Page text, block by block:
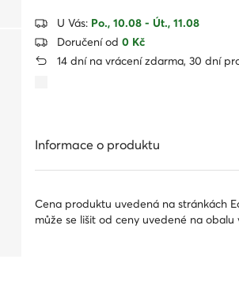
U Vás: Po., 10.08 - Út., 11.08
Doručení od 0 Kč
14 dní na vrácení zdarma, 30 dní
Informace o produktu
Cena produktu uvedená na stránkách
může se lišit od ceny uvedené na obalu